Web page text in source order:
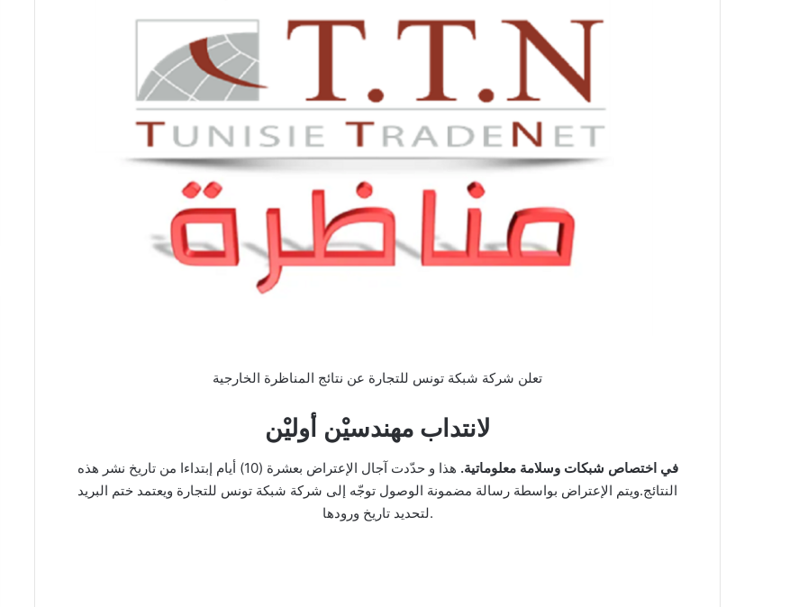
تعلن شركة شبكة تونس للتجارة عن نتائج المناظرة الخارجية
لانتداب مهندسيْن أوليْن
في اختصاص شبكات وسلامة معلوماتية.
هذا و حدّدت آجال الإعتراض بعشرة (10) أيام إبتداءا من تاريخ نشر هذه
النتائج.ويتم الإعتراض بواسطة رسالة مضمونة الوصول توجّه إلى شركة شبكة تونس للتجارة ويعتمد ختم البريد
لتحديد تاريخ ورودها.